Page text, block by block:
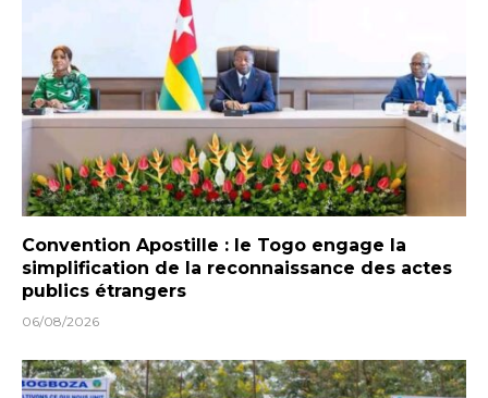
Convention Apostille : le Togo engage la
simplification de la reconnaissance des actes
publics étrangers
06/08/2026